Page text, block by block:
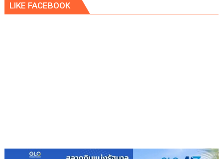
กอี
เวอร์
LIKE FACEBOOK